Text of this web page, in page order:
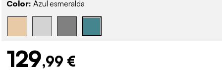
Color: Azul esmeralda
129,99 €